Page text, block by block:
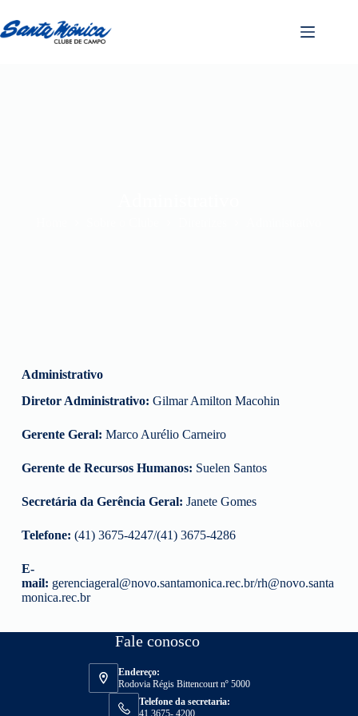
Administrativo
Diretor Administrativo: Gilmar Amilton Macohin
Gerente Geral: Marco Aurélio Carneiro
Gerente de Recursos Humanos: Suelen Santos
Secretária da Gerência Geral: Janete Gomes
Telefone: (41) 3675-4247/(41) 3675-4286
E-
mail: gerenciageral@novo.santamonica.rec.br/rh@novo.santa
monica.rec.br
Fale conosco
Endereço:
Rodovia Régis Bittencourt nº 5000
Telefone da secretaria:
41 3675- 4200